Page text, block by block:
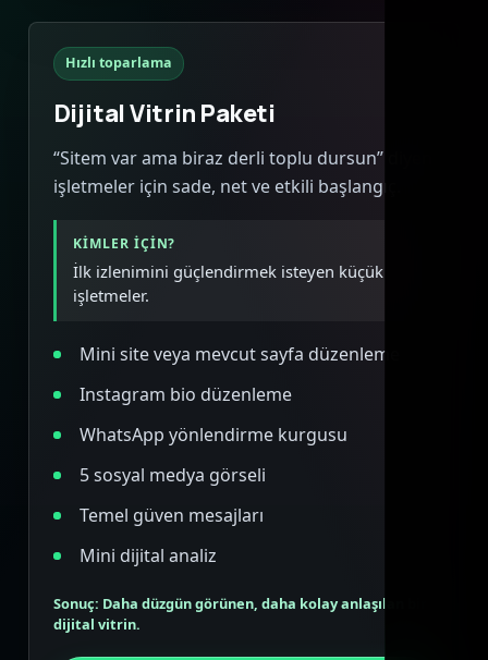
Hızlı toparlama
Dijital Vitrin Paketi
“Sitem var ama biraz derli toplu dursun” diyen
işletmeler için sade, net ve etkili başlangıç.
KIMLER IÇIN?
İlk izlenimini güçlendirmek isteyen küçük
işletmeler.
Mini site veya mevcut sayfa düzenleme
Instagram bio düzenleme
WhatsApp yönlendirme kurgusu
5 sosyal medya görseli
Temel güven mesajları
Mini dijital analiz
Sonuç: Daha düzgün görünen, daha kolay anlaşılan bir
dijital vitrin.